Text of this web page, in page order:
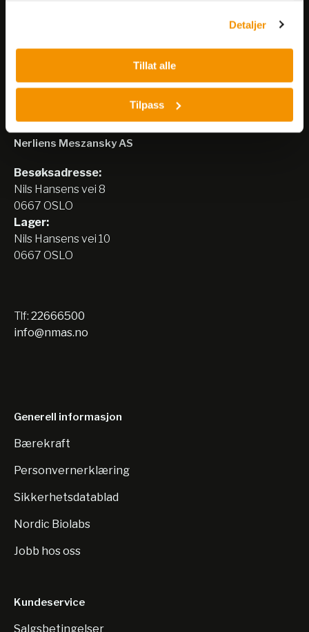
Detaljer
Tillat alle
Tilpass
Nerliens Meszansky AS
Besøksadresse:
Nils Hansens vei 8
0667 OSLO
Lager:
Nils Hansens vei 10
0667 OSLO
Tlf: 22666500
info@nmas.no
Generell informasjon
Bærekraft
Personvernerklæring
Sikkerhetsdatablad
Nordic Biolabs
Jobb hos oss
Kundeservice
Salgsbetingelser